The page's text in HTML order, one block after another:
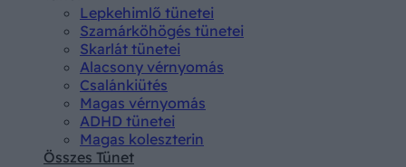
Lepkehimlő tünetei
Szamárköhögés tünetei
Skarlát tünetei
Alacsony vérnyomás
Csalánkiütés
Magas vérnyomás
ADHD tünetei
Magas koleszterin
Összes Tünet